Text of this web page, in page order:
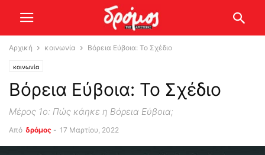
Αρχική κοινωνία Βόρεια Εύβοια: Το Σχέδιο
κοινωνία
Βόρεια Εύβοια: Το Σχέδιο
Μέρος 1ο: Πώς κάηκε η Βόρεια Εύβοια;
Από δρόμος - 17 Μαρτίου, 2022